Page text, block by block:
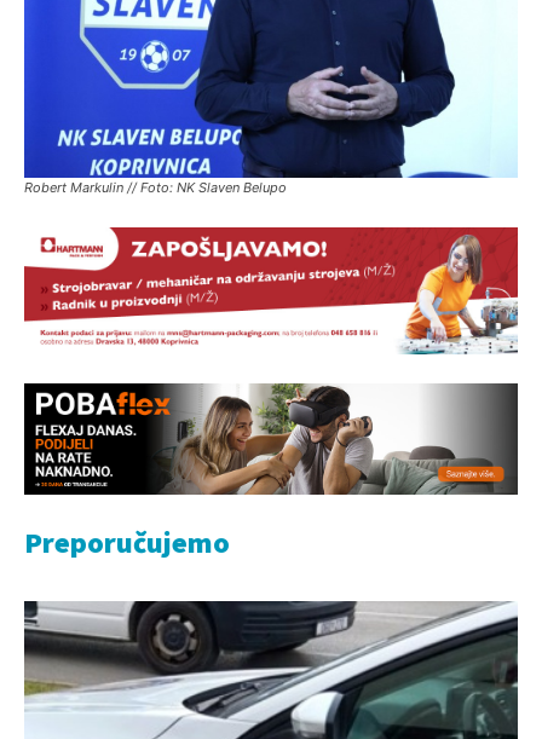
Robert Markulin // Foto: NK Slaven Belupo
Preporučujemo